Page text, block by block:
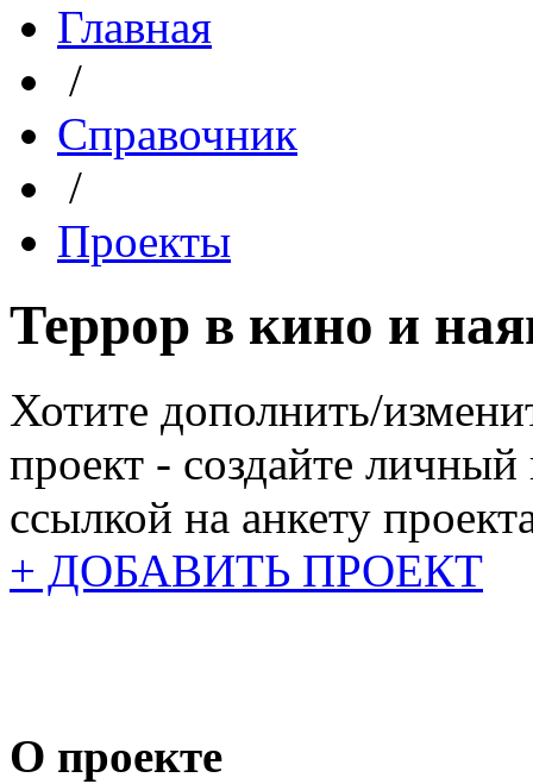
Главная
/
Справочник
/
Проекты
Террор в кино и
Хотите дополнить/
проект - создайте
ссылкой на анкету
+ ДОБАВИТЬ ПРОЕКТ
О проекте